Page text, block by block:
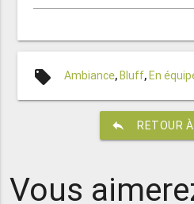
local_offer Ambiance, Bluff, En
reply RETOUR
Vous